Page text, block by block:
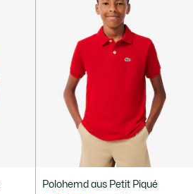
Polohemd aus Petit Piqué